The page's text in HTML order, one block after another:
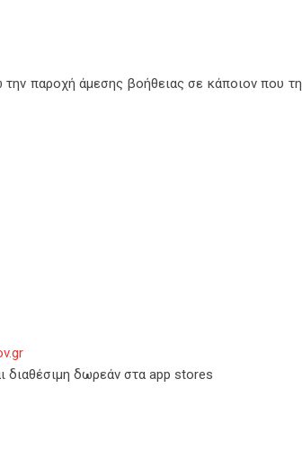
παροχή άμεσης βοήθειας σε κάποιον που τη
διαθέσιμη δωρεάν στα app stores